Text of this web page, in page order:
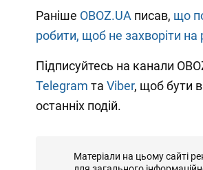
Раніше OBOZ.UA писав, що
робити, щоб не захворіти на
Підписуйтесь на канали
Telegram та Viber, щоб бути в
останніх подій.
Матеріали на цьому сайті